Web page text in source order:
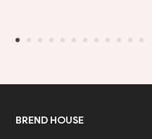
BREND HOUSE